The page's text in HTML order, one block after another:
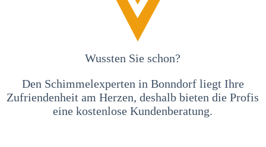
Wussten Sie schon?
Den Schimmelexperten in Bonndorf liegt Ihre
Zufriendenheit am Herzen, deshalb bieten die Profis
eine kostenlose Kundenberatung.